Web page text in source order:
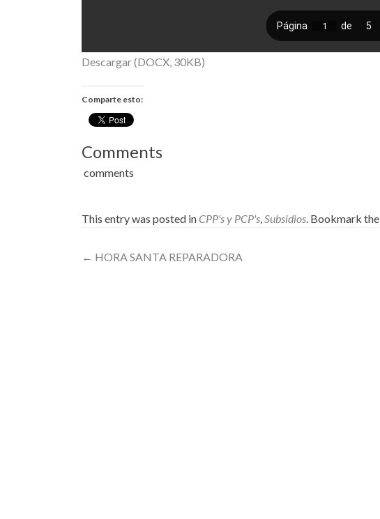
Descargar (DOCX, 30KB)
Comparte esto:
Comments
comments
This entry was posted in CPP's y PCP's,Subsidios. Bookmark the
Post
← HORA SANTA REPARADORA